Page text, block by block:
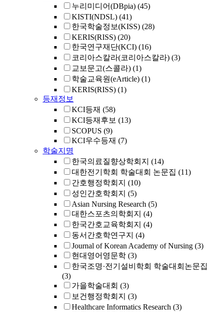
누리미디어(DBpia) (45)
KISTI(NDSL) (41)
한국학술정보(KISS) (28)
KERIS(RISS) (20)
한국연구재단(KCI) (16)
코리아스칼라(코리아스칼라) (3)
교보문고(스콜라) (1)
학술교육원(eArticle) (1)
KERIS(RISS) (1)
등재정보
KCI등재 (58)
KCI등재후보 (13)
SCOPUS (9)
KCI우수등재 (7)
학술지명
한국의료질향상학회지 (14)
대한전기학회 학술대회 논문집 (11)
간호행정학회지 (10)
성인간호학회지 (5)
Asian Nursing Research (5)
대한스포츠의학회지 (4)
한국간호교육학회지 (4)
동서간호학연구지 (4)
Journal of Korean Academy of Nursing (3)
현대영어영문학 (3)
한국조명·전기설비학회 학술대회논문집
(3)
가을학술대회 (3)
보건행정학회지 (3)
Healthcare Informatics Research (3)